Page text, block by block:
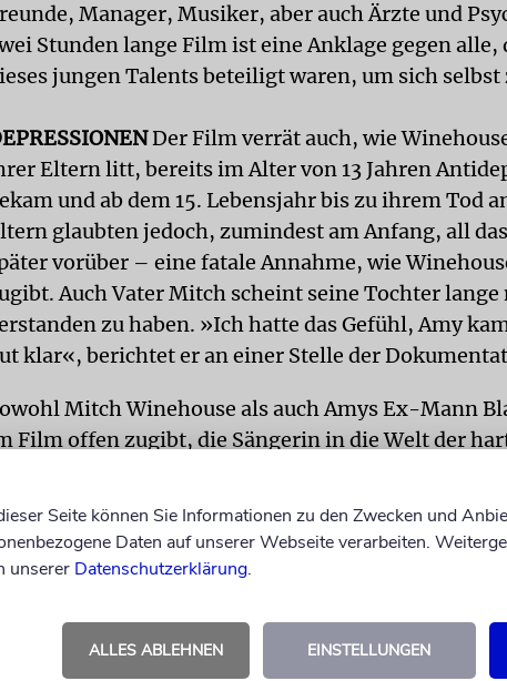
Manager, Musiker, aber auch Ärzte und
Stunden lange Film ist eine Anklage gegen alle,
jungen Talents beteiligt waren, um sich selbst
Der Film verrät auch, wie
Eltern litt, bereits im Alter von 13 Jahren
und ab dem 15. Lebensjahr bis zu ihrem Tod
glaubten jedoch, zumindest am Anfang, all
vorüber – eine fatale Annahme, wie
Auch Vater Mitch scheint seine Tochter
zu haben. »Ich hatte das Gefühl, Amy
klar«, berichtet er an einer Stelle der
Mitch Winehouse als auch Amys Ex-Mann
Film offen zugibt, die Sängerin in die Welt der
Puppenspieler bin. Amy hatte
meint Fielder-Civil. Vater Mitch beklagt,
Management enthalte. Und doch bekennt auch er:
Fehler gemacht.«
Seite können Sie Informationen zu den Zwecken und
Daten auf unserer Webseite verarbeiten.
unserer Datenschutzerklärung.
ALLES ABLEHNEN EINSTELLUNGEN